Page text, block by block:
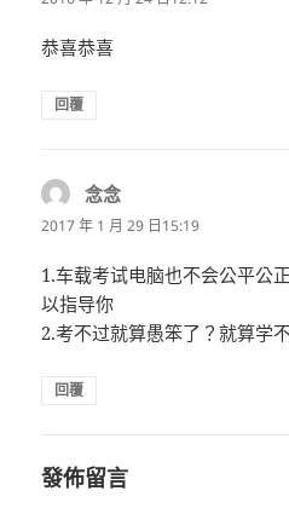
恭喜恭喜
回覆
念念
示:
2017 年 1 月 29 日15:19
1.车载考试电脑也不会公平公
以指导你
2.考不过就算愚笨了？就算学
回覆
發佈留言